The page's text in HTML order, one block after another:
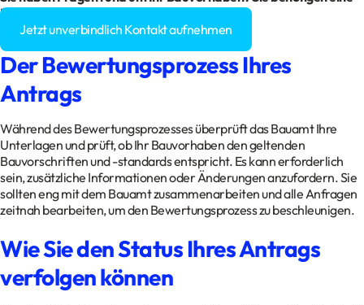
Baugenehmigung?
Jetzt unverbindlich Kontakt aufnehmen
Der Bewertungsprozess Ihres
Antrags
Während des Bewertungsprozesses überprüft das Bauamt Ihre
Unterlagen und prüft, ob Ihr Bauvorhaben den geltenden
Bauvorschriften und -standards entspricht. Es kann erforderlich
sein, zusätzliche Informationen oder Änderungen anzufordern. Sie
sollten eng mit dem Bauamt zusammenarbeiten und alle Anfragen
zeitnah bearbeiten, um den Bewertungsprozess zu beschleunigen.
Wie Sie den Status Ihres Antrags
verfolgen können